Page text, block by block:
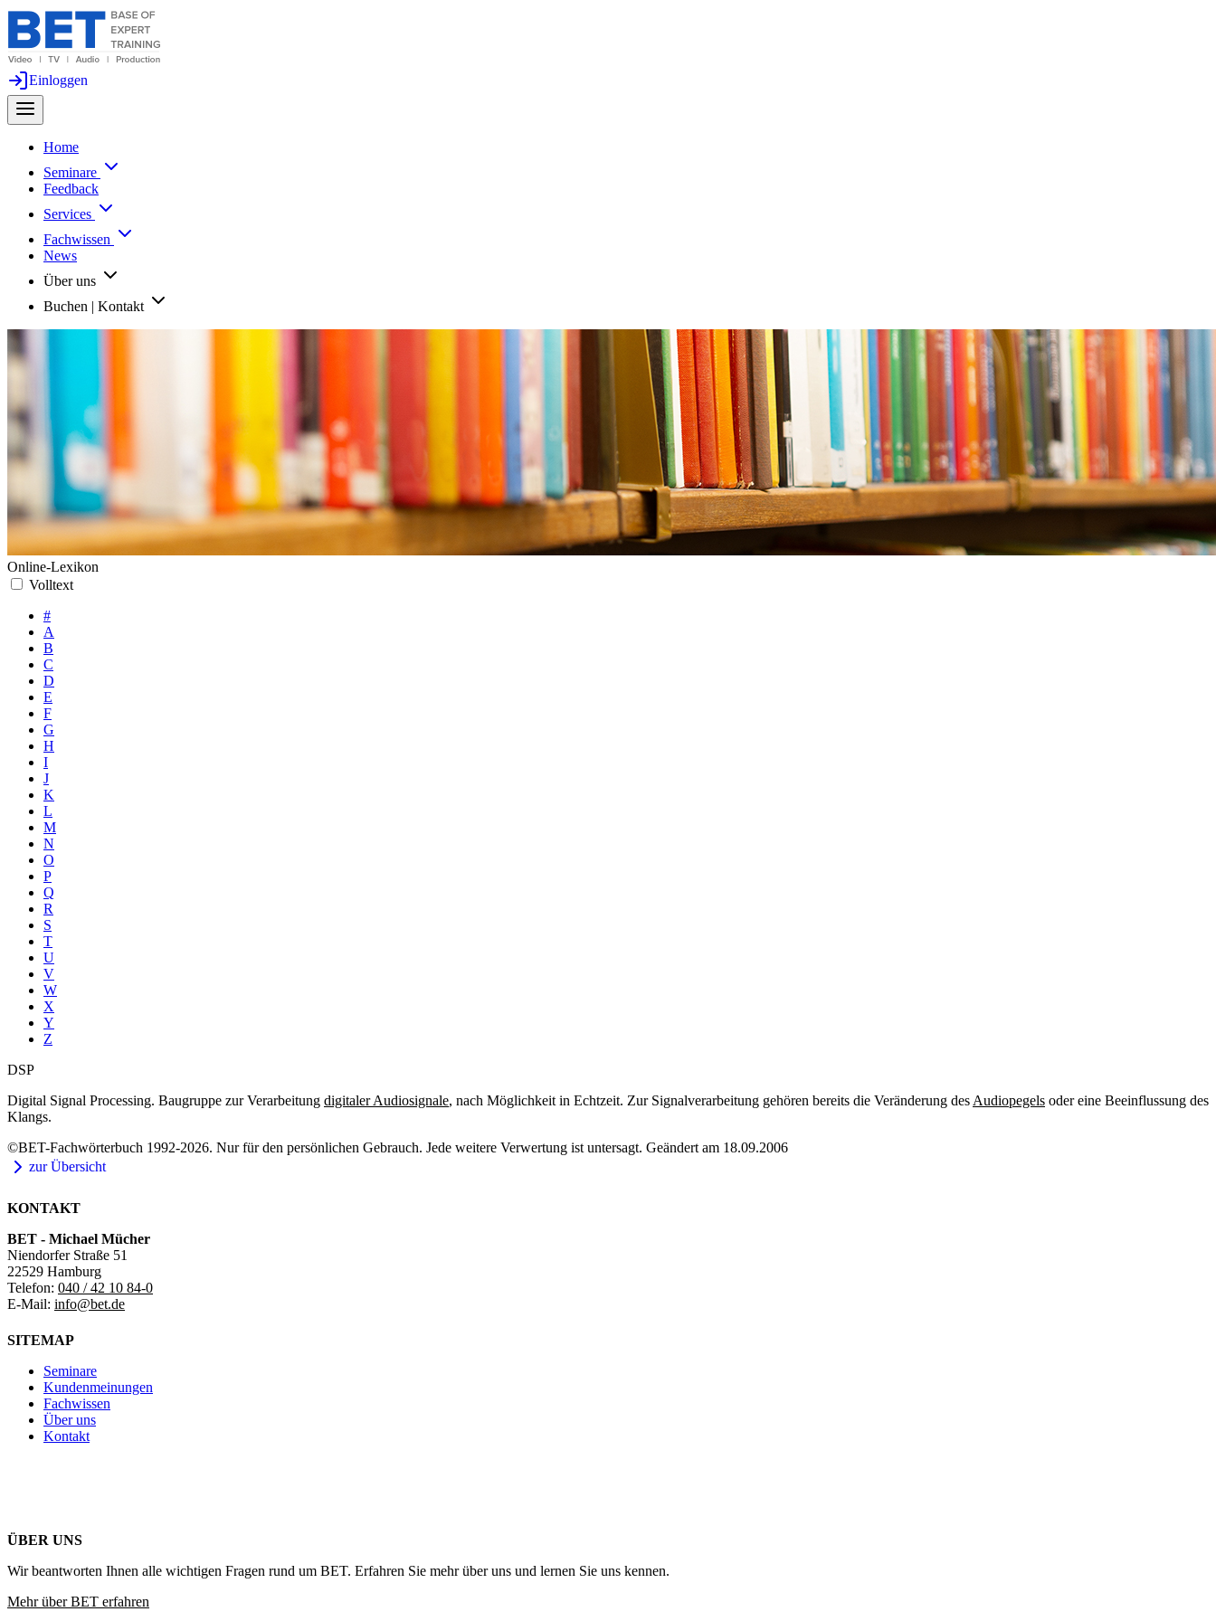
Einloggen
Home
Seminare
Feedback
Services
Fachwissen
News
Über uns
Buchen | Kontakt
Online-Lexikon
Volltext
#
A
B
C
D
E
F
G
H
I
J
K
L
M
N
O
P
Q
R
S
T
U
V
W
X
Y
Z
DSP
Digital Signal Processing. Baugruppe zur Verarbeitung digitaler Audiosignale, nach Möglichkeit in Echtzeit. Zur Signalverarbeitung gehören bereits die Veränderung des Audiopegels oder eine Beeinflussung des
Klangs.
©BET-Fachwörterbuch 1992-2026. Nur für den persönlichen Gebrauch. Jede weitere Verwertung ist untersagt. Geändert am 18.09.2006
zur Übersicht
KONTAKT
BET - Michael Mücher
Niendorfer Straße 51
22529 Hamburg
Telefon: 040 / 42 10 84-0
E-Mail: info@bet.de
SITEMAP
Seminare
Kundenmeinungen
Fachwissen
Über uns
Kontakt
ÜBER UNS
Wir beantworten Ihnen alle wichtigen Fragen rund um BET. Erfahren Sie mehr über uns und lernen Sie uns kennen.
Mehr über BET erfahren